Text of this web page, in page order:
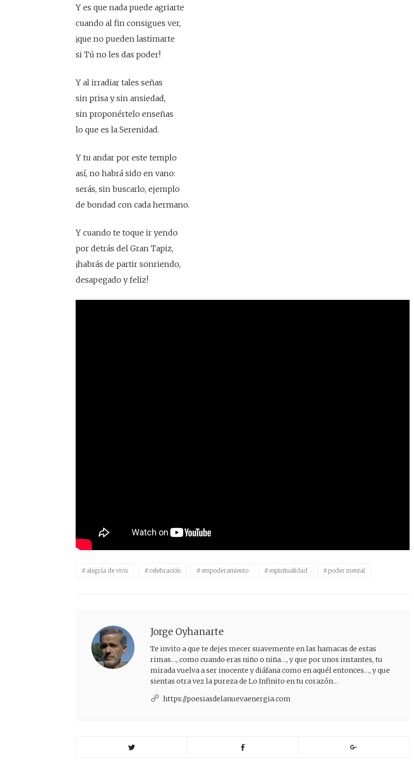
Y es que nada puede agriarte
cuando al fin consigues ver,
¡que no pueden lastimarte
si Tú no les das poder!
Y al irradiar tales señas
sin prisa y sin ansiedad,
sin proponértelo enseñas
lo que es la Serenidad.
Y tu andar por este templo
así, no habrá sido en vano:
serás, sin buscarlo, ejemplo
de bondad con cada hermano.
Y cuando te toque ir yendo
por detrás del Gran Tapiz,
¡habrás de partir sonriendo,
desapegado y feliz!
alegría de vivir celebración empoderamiento espiritualidad poder mental
Jorge Oyhanarte
Te invito a que te dejes mecer suavemente en las hamacas de estas
rimas…, como cuando eras niño o niña…, y que por unos instantes, tu
mirada vuelva a ser inocente y diáfana como en aquél entonces…, y que
sientas otra vez la pureza de Lo Infinito en tu corazón…
https://poesiasdelanuevaenergia.com